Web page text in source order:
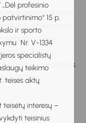
profesinio
15 p.
ir sporto
Nr. V-1334
specialistų
teikimo
teisės aktų
interesų –
teisinius
Lietuvos
didinti visuomenės
elgesį
mokytojų
siekdamas
ES BIK+